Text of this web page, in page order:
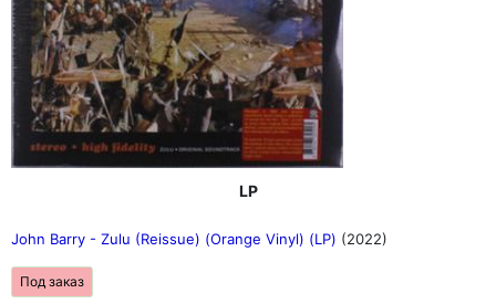
LP
John Barry - Zulu (Reissue) (Orange Vinyl) (LP) (2022)
Под заказ